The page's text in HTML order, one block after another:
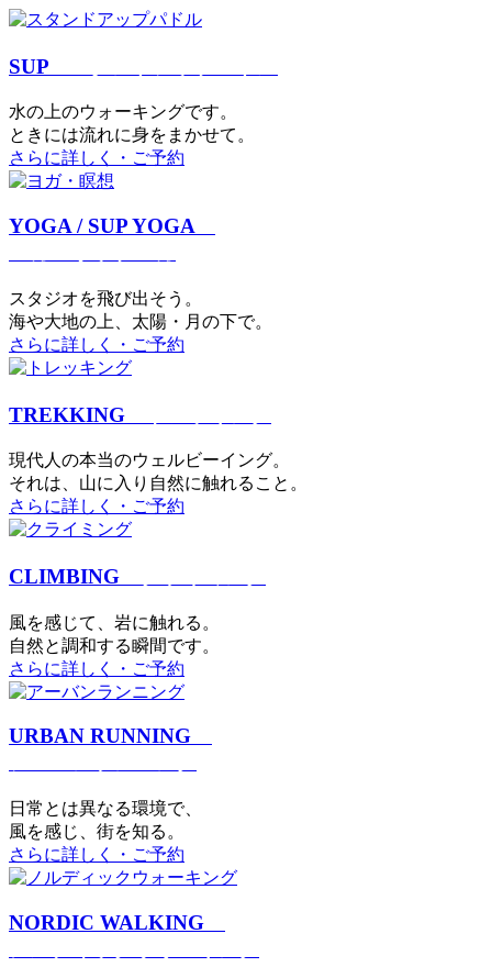
SUP
⽔の上のウォーキングです。
ときには流れに身をまかせて。
さらに詳しく・ご予約
YOGA / SUP YOGA
スタジオを⾶び出そう。
海や大地の上、太陽・⽉の下で。
さらに詳しく・ご予約
TREKKING
現代⼈の本当のウェルビーイング。
それは、⼭に⼊り⾃然に触れること。
さらに詳しく・ご予約
CLIMBING
⾵を感じて、岩に触れる。
⾃然と調和する瞬間です。
さらに詳しく・ご予約
URBAN RUNNING
日常とは異なる環境で、
風を感じ、街を知る。
さらに詳しく・ご予約
NORDIC WALKING